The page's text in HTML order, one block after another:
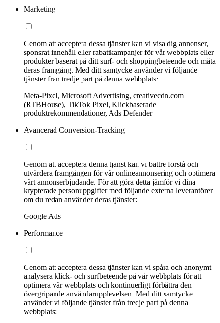
Marketing
Genom att acceptera dessa tjänster kan vi visa dig annonser,
sponsrat innehåll eller rabattkampanjer för vår webbplats eller
produkter baserat på ditt surf- och shoppingbeteende och mäta
deras framgång. Med ditt samtycke använder vi följande
tjänster från tredje part på denna webbplats:
Meta-Pixel, Microsoft Advertising, creativecdn.com
(RTBHouse), TikTok Pixel, Klickbaserade
produktrekommendationer, Ads Defender
Avancerad Conversion-Tracking
Genom att acceptera denna tjänst kan vi bättre förstå och
utvärdera framgången för vår onlineannonsering och optimera
vårt annonserbjudande. För att göra detta jämför vi dina
krypterade personuppgifter med följande externa leverantörer
om du redan använder deras tjänster:
Google Ads
Performance
Genom att acceptera dessa tjänster kan vi spåra och anonymt
analysera klick- och surfbeteende på vår webbplats för att
optimera vår webbplats och kontinuerligt förbättra den
övergripande användarupplevelsen. Med ditt samtycke
använder vi följande tjänster från tredje part på denna
webbplats: